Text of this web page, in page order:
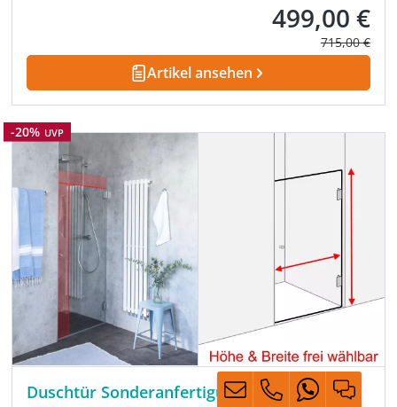
Verkaufspreis:
499,00 €
Regulärer
715,00 €
Artikel ansehen
Rabatt
-20% UVP
Duschtür Sonderanfertigung für Nische